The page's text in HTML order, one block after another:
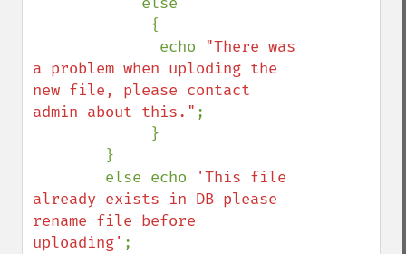
              echo
"There was
a problem when uploding the
new file, please contact
admin about this." ;
        else echo
'This file
already exists in DB please
rename file before
uploading' ;